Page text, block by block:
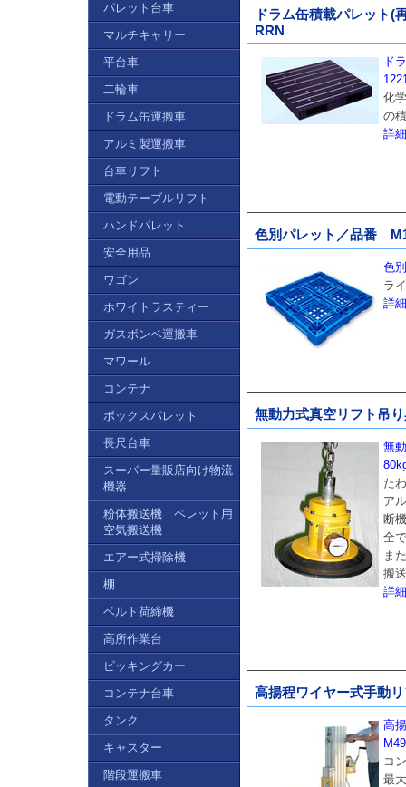
ドラム缶積載パレット
RRN
ド
化
の
詳
色別パレット／品番
色
ラ
詳
無動力式真空リフト吊
無
た
ア
断
全
ま
搬
詳
高揚程ワイヤー式手動
高
コ
最
パレット台車
マルチキャリー
平台車
二輪車
ドラム缶運搬車
アルミ製運搬車
台車リフト
電動テーブルリフト
ハンドパレット
安全用品
ワゴン
ホワイトラスティー
ガスボンベ運搬車
マワール
コンテナ
ボックスパレット
長尺台車
スーパー量販店向け物流
機器
粉体搬送機 ペレット用
空気搬送機
エアー式掃除機
棚
ベルト荷締機
高所作業台
ピッキングカー
コンテナ台車
タンク
キャスター
階段運搬車